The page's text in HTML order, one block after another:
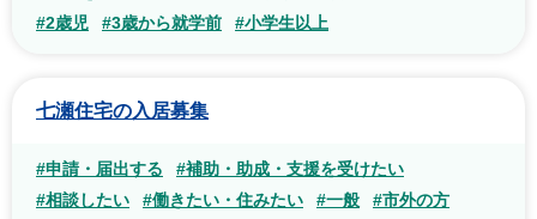
#2歳児
#3歳から就学前 #小学生以上
七瀬住宅の入居募集
#申請・届出する
#補助・助成・支援を受けたい
#相談したい
#働きたい・住みたい #一般
#市外の方